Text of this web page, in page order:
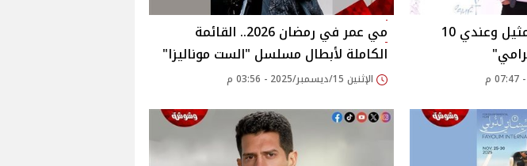
أحمد مجدي: حبيت التمثيل وعندي 10
مي عمر في رمضان 2026.. القائمة
الكاملة لأبطال مسلسل "الست موناليزا"
الإثنين 15/ديسمبر/2025 - 03:56 م